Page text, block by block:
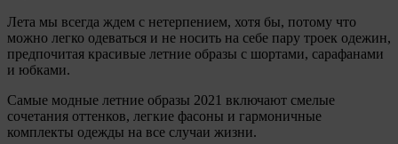
Лета мы всегда ждем с нетерпением, хотя бы, потому что
можно легко одеваться и не носить на себе пару троек одежин,
предпочитая красивые летние образы с шортами, сарафанами
и юбками.
Самые модные летние образы 2021 включают смелые
сочетания оттенков, легкие фасоны и гармоничные
комплекты одежды на все случаи жизни.